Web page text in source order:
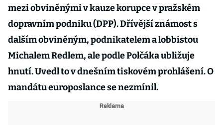
mezi obviněnými v kauze korupce v pražském
dopravním podniku (DPP). Dřívější známost s
dalším obviněným, podnikatelem a lobbistou
Michalem Redlem, ale podle Polčáka ubližuje
hnutí. Uvedl to v dnešním tiskovém prohlášení. O
mandátu europoslance se nezmínil.